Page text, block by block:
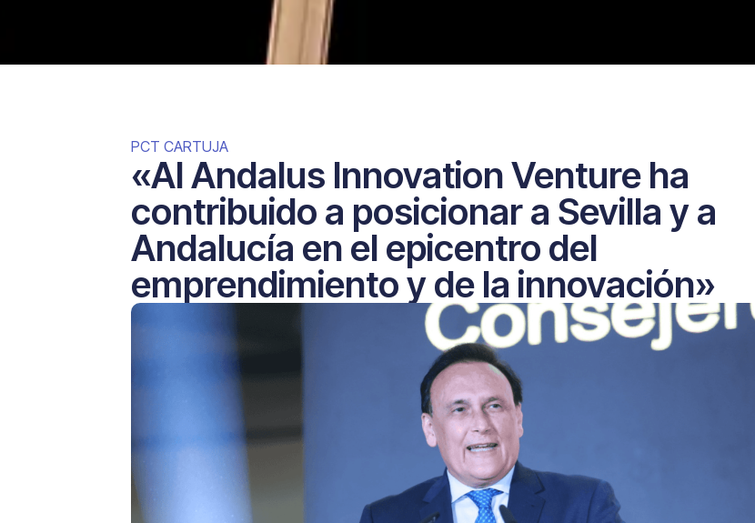
PCT CARTUJA
«Al Andalus Innovation Venture ha
contribuido a posicionar a Sevilla y a
Andalucía en el epicentro del
emprendimiento y de la innovación»